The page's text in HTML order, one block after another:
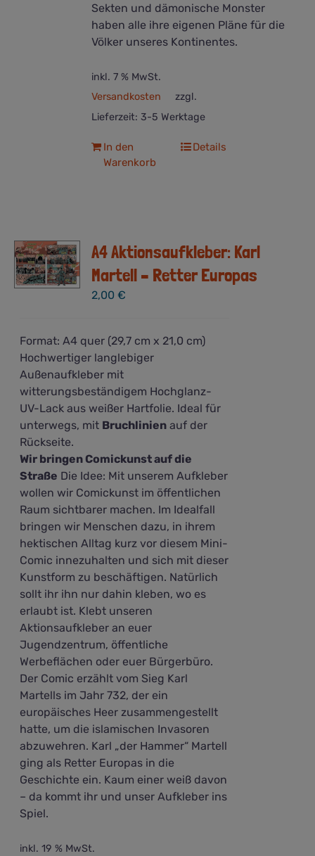
Sekten und dämonische Monster
haben alle ihre eigenen Pläne für die
Völker unseres Kontinentes.
inkl. 7 % MwSt.
zzgl.
Versandkosten
Lieferzeit: 3-5 Werktage
In den
Warenkorb
Details
A4 Aktionsaufkleber: Karl
Martell – Retter Europas
2,00€
Format: A4 quer (29,7 cm x 21,0 cm)
Hochwertiger langlebiger
Außenaufkleber mit
witterungsbeständigem Hochglanz-
UV-Lack aus weißer Hartfolie. Ideal für
unterwegs, mit Bruchlinien auf der
Rückseite.
Wir bringen Comickunst auf die
Straße Die Idee: Mit unserem Aufkleber
wollen wir Comickunst im öffentlichen
Raum sichtbarer machen. Im Idealfall
bringen wir Menschen dazu, in ihrem
hektischen Alltag kurz vor diesem Mini-
Comic innezuhalten und sich mit dieser
Kunstform zu beschäftigen. Natürlich
sollt ihr ihn nur dahin kleben, wo es
erlaubt ist. Klebt unseren
Aktionsaufkleber an euer
Jugendzentrum, öffentliche
Werbeflächen oder euer Bürgerbüro.
Der Comic erzählt vom Sieg Karl
Martells im Jahr 732, der ein
europäisches Heer zusammengestellt
hatte, um die islamischen Invasoren
abzuwehren. Karl „der Hammer“ Martell
ging als Retter Europas in die
Geschichte ein. Kaum einer weiß davon
– da kommt ihr und unser Aufkleber ins
Spiel.
inkl. 19 % MwSt.